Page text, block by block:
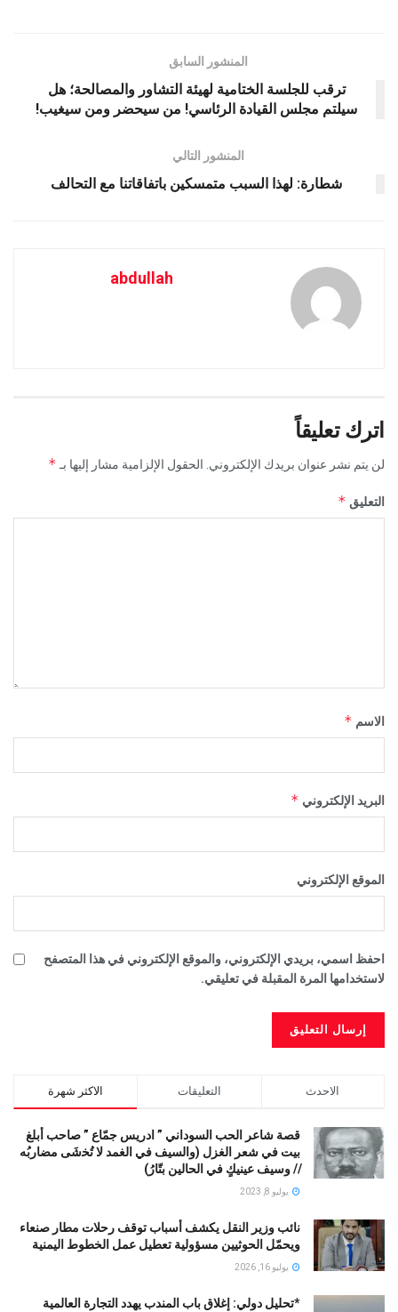
المنشور السابق
ترقب للجلسة الختامية لهيئة التشاور والمصالحة؛ هل
سيلتم مجلس القيادة الرئاسي! من سيحضر ومن سيغيب!
المنشور التالي
شطارة: لهذا السبب متمسكين باتفاقاتنا مع التحالف
abdullah
اترك تعليقاً
لن يتم نشر عنوان بريدك الإلكتروني.الحقول الإلزامية مشار إليها بـ*
التعليق*
الاسم*
البريد الإلكتروني*
الموقع الإلكتروني
احفظ اسمي، بريدي الإلكتروني، والموقع الإلكتروني في هذا المتصفح
لاستخدامها المرة المقبلة في تعليقي.
الاكثر شهرة التعليقات الاحدث
قصة شاعر الحب السوداني ” ادريس جمّاع ” صاحب أبلغ
بيت في شعر الغزل (وﺍﻟﺴﻴﻒ ﻓﻲ الغمد ﻻ ﺗُﺨشَى مضاربُه
// ﻭﺳﻴﻒ ﻋﻴﻨﻴﻚٍ ﻓﻲ ﺍﻟﺤﺎﻟﻴﻦ ﺑﺘّﺎﺭُ)
يوليو 8, 2023
نائب وزير النقل يكشف أسباب توقف رحلات مطار صنعاء
ويحمّل الحوثيين مسؤولية تعطيل عمل الخطوط اليمنية
يوليو 16, 2026
*تحليل دولي: إغلاق باب المندب يهدد التجارة العالمية